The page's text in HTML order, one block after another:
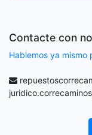
Contacte con
Hablemos ya mismo